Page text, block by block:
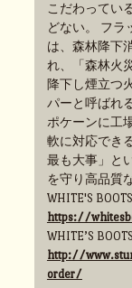
こだわってい
どない。 フラ
は、森林降下
れ、「森林火
降下し煙立つ
パーと呼ばれ
ポケーンに工
軟に対応でき
最も大事」と
を守り高品質
WHITE'S
https://
WHITE’S
http://
order/